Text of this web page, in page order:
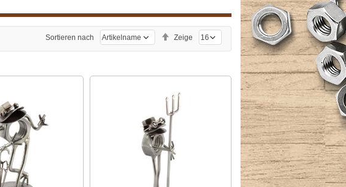
Zeige
Sortieren nach
Absteigend
sortieren